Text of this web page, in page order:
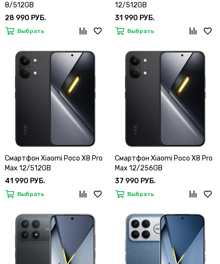
8/512GB
28 990 РУБ.
Выбрать
12/512GB
31 990 РУБ.
Выбрать
Смартфон Xiaomi Poco X8 Pro
Max 12/512GB
41 990 РУБ.
Выбрать
Смартфон Xiaomi Poco X8 Pro
Max 12/256GB
37 990 РУБ.
Выбрать